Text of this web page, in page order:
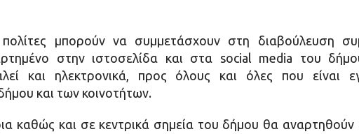
μπορούν να συμμετάσχουν στη διαβούλευση
στην ιστοσελίδα και στα social media του
και ηλεκτρονικά, προς όλους και όλες που είναι
και των κοινοτήτων.
καθώς και σε κεντρικά σημεία του δήμου θα αναρτηθούν